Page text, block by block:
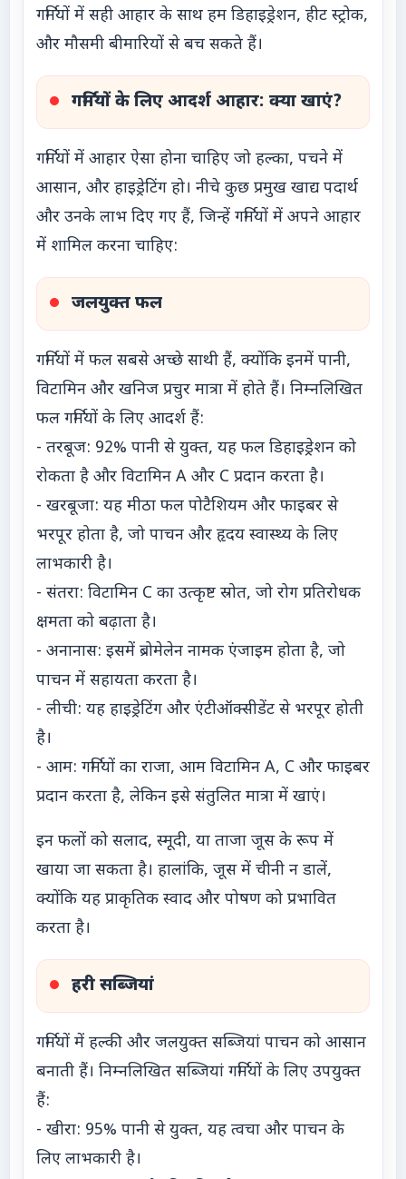
गर्मियों में सही आहार के साथ हम डिहाइड्रेशन, हीट स्ट्रोक,
और मौसमी बीमारियों से बच सकते हैं।
गर्मियों के लिए आदर्श आहार: क्या खाएं?
गर्मियों में आहार ऐसा होना चाहिए जो हल्का, पचने में
आसान, और हाइड्रेटिंग हो। नीचे कुछ प्रमुख खाद्य पदार्थ
और उनके लाभ दिए गए हैं, जिन्हें गर्मियों में अपने आहार
में शामिल करना चाहिए:
जलयुक्त फल
गर्मियों में फल सबसे अच्छे साथी हैं, क्योंकि इनमें पानी,
विटामिन और खनिज प्रचुर मात्रा में होते हैं। निम्नलिखित
फल गर्मियों के लिए आदर्श हैं:
- तरबूज: 92% पानी से युक्त, यह फल डिहाइड्रेशन को
रोकता है और विटामिन A और C प्रदान करता है।
- खरबूजा: यह मीठा फल पोटैशियम और फाइबर से
भरपूर होता है, जो पाचन और हृदय स्वास्थ्य के लिए
लाभकारी है।
- संतरा: विटामिन C का उत्कृष्ट स्रोत, जो रोग प्रतिरोधक
क्षमता को बढ़ाता है।
- अनानास: इसमें ब्रोमेलेन नामक एंजाइम होता है, जो
पाचन में सहायता करता है।
- लीची: यह हाइड्रेटिंग और एंटीऑक्सीडेंट से भरपूर होती
है।
- आम: गर्मियों का राजा, आम विटामिन A, C और फाइबर
प्रदान करता है, लेकिन इसे संतुलित मात्रा में खाएं।
इन फलों को सलाद, स्मूदी, या ताजा जूस के रूप में
खाया जा सकता है। हालांकि, जूस में चीनी न डालें,
क्योंकि यह प्राकृतिक स्वाद और पोषण को प्रभावित
करता है।
हरी सब्जियां
गर्मियों में हल्की और जलयुक्त सब्जियां पाचन को आसान
बनाती हैं। निम्नलिखित सब्जियां गर्मियों के लिए उपयुक्त
हैं:
- खीरा: 95% पानी से युक्त, यह त्वचा और पाचन के
लिए लाभकारी है।